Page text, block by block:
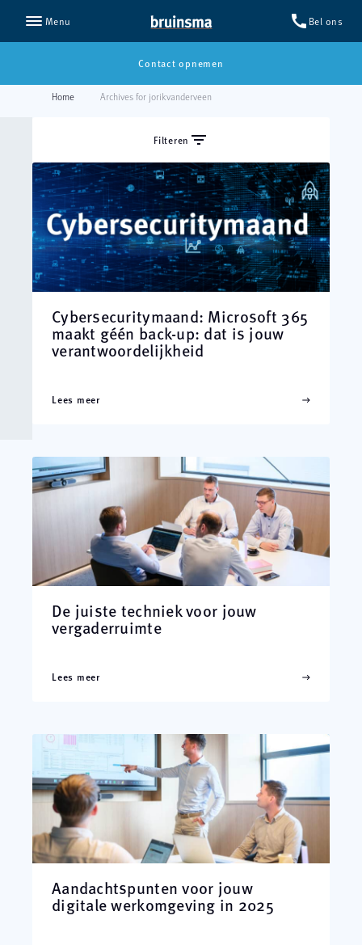
Menu call Bel ons
Contact opnemen
Home Archives for jorikvanderveen
filter_list
Filteren
Cybersecuritymaand: Microsoft 365
maakt géén back-up: dat is jouw
verantwoordelijkheid
Lees meer
De juiste techniek voor jouw
vergaderruimte
Lees meer
Aandachtspunten voor jouw
digitale werkomgeving in 2025